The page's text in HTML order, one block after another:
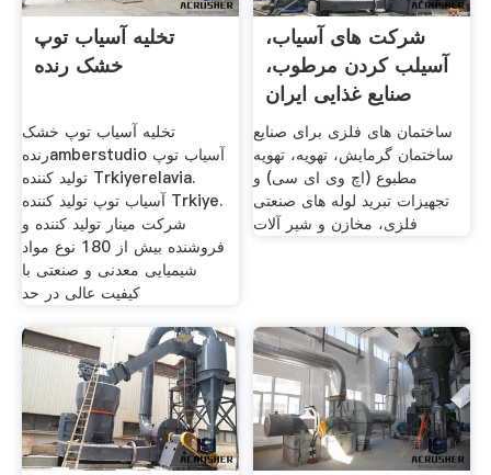
تخلیه آسیاب توپ
خشک رنده
تخلیه آسیاب توپ خشک
رندهamberstudio آسیاب توپ
تولید کننده Trkiyerelavia.
آسیاب توپ تولید کننده Trkiye.
شرکت مینار تولید کننده و
فروشنده بیش از 180 نوع مواد
شیمیایی معدنی و صنعتی با
کیفیت عالی در حد
شرکت های آسیاب،
آسیلب کردن مرطوب،
صنایع غذایی ایران
ساختمان های فلزی برای صنایع
ساختمان گرمایش، تهویه، تهویه
مطبوع (اچ وی ای سی) و
تجهیزات تبرید لوله های صنعتی
فلزی، مخازن و شیر آلات